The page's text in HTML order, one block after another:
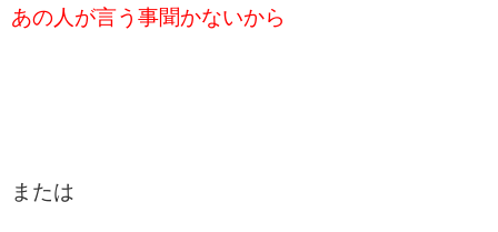
あの人が言う事聞かないから
または